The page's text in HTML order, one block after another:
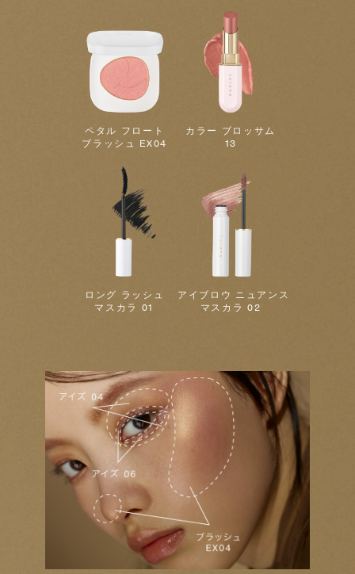
ペタル フロート
ブラッシュ EX04
カラー ブロッサム
13
ロング ラッシュ
マスカラ 01
アイブロウ ニュアンス
マスカラ 02